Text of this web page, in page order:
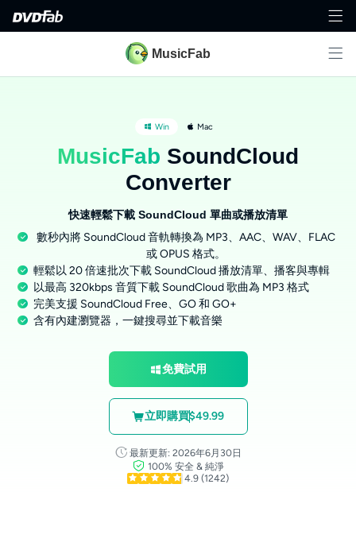
MusicFab
Win Mac
MusicFab SoundCloud
Converter
快速輕鬆下載 SoundCloud 單曲或播放清單
數秒內將 SoundCloud 音軌轉換為 MP3、AAC、WAV、FLAC
或 OPUS 格式。
輕鬆以 20 倍速批次下載 SoundCloud 播放清單、播客與專輯
以最高 320kbps 音質下載 SoundCloud 歌曲為 MP3 格式
完美支援 SoundCloud Free、GO 和 GO+
含有內建瀏覽器，一鍵搜尋並下載音樂
免費試用
立即購買$49.99
最新更新: 2026年6月30日
100% 安全 & 純淨
4.9 (1242)